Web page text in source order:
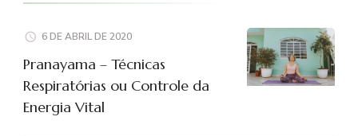
6 DE ABRIL DE 2020
Pranayama – Técnicas
Respiratórias ou Controle da
Energia Vital